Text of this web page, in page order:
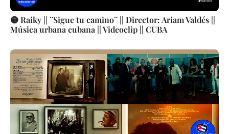
🟡 Raiky || ¨Sigue tu camino¨ || Director: Ariam Valdés ||
Música urbana cubana || Videoclip || CUBA